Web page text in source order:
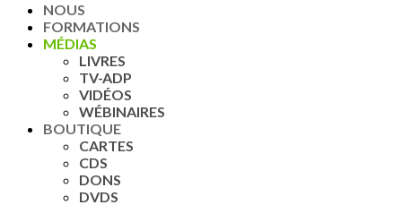
NOUS
FORMATIONS
MÉDIAS
LIVRES
TV-ADP
VIDÉOS
WÉBINAIRES
BOUTIQUE
CARTES
CDS
DONS
DVDS